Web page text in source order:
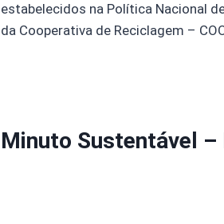
estabelecidos na Política Nacional
da Cooperativa de Reciclagem –
Minuto Sustentável –